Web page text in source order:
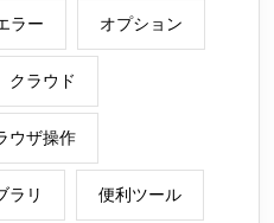
ラー オプション
クラウド
ウザ操作
ラリ 便利ツール